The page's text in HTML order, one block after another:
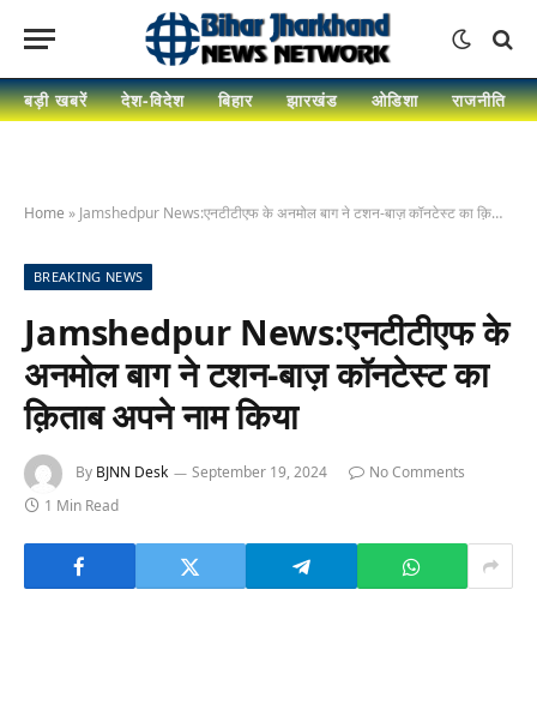
बड़ी खबरें देश-विदेश बिहार झारखंड ओडिशा राजनीति
Home » Jamshedpur News:एनटीटीएफ के अनमोल बाग ने टशन-बाज़ कॉनटेस्ट का क़िताब अपने नाम किया
BREAKING NEWS
Jamshedpur News:एनटीटीएफ के
अनमोल बाग ने टशन-बाज़ कॉनटेस्ट का
क़िताब अपने नाम किया
By BJNN Desk September 19, 2024
No Comments
1 Min Read